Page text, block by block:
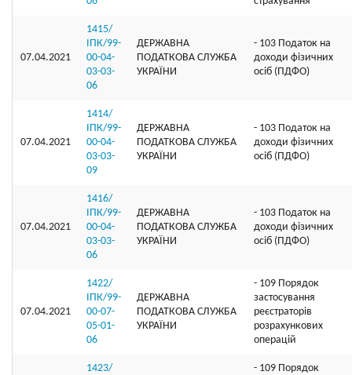
07.04.2021
1415/
ІПК/99-
00-04-
03-03-
06
ДЕРЖАВНА
ПОДАТКОВА СЛУЖБА
УКРАЇНИ
- 103 Податок на
доходи фізичних
осіб (ПДФО)
07.04.2021
1414/
ІПК/99-
00-04-
03-03-
09
ДЕРЖАВНА
ПОДАТКОВА СЛУЖБА
УКРАЇНИ
- 103 Податок на
доходи фізичних
осіб (ПДФО)
07.04.2021
1416/
ІПК/99-
00-04-
03-03-
06
ДЕРЖАВНА
ПОДАТКОВА СЛУЖБА
УКРАЇНИ
- 103 Податок на
доходи фізичних
осіб (ПДФО)
07.04.2021
1422/
ІПК/99-
00-07-
05-01-
06
ДЕРЖАВНА
ПОДАТКОВА СЛУЖБА
УКРАЇНИ
- 109 Порядок
застосування
реєстраторів
розрахункових
операцій
1423/
- 109 Порядок